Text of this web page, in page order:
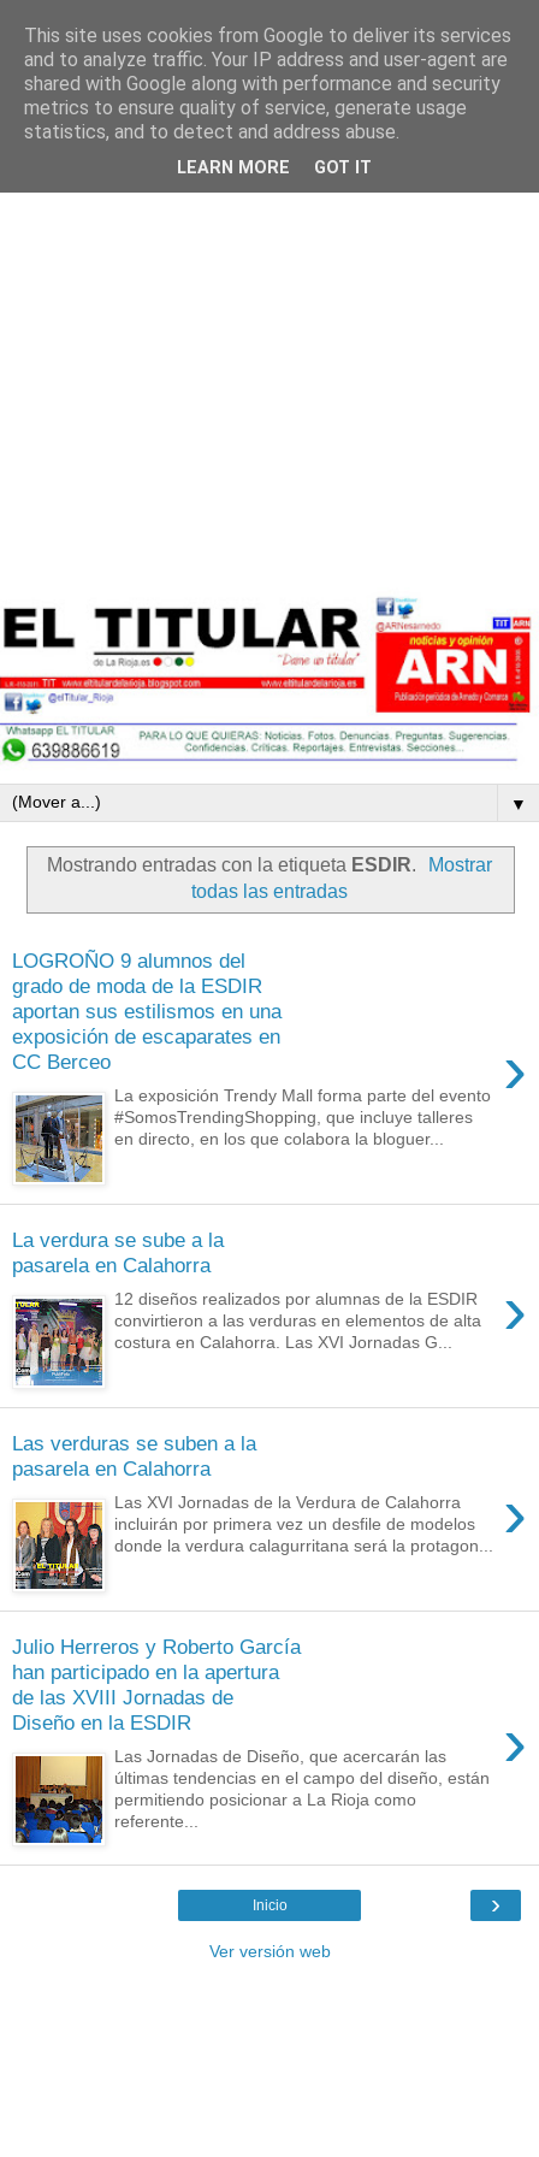
▼
Mostrando entradas con la etiqueta ESDIR.
Mostrar
todas las entradas
LOGROÑO 9 alumnos del
grado de moda de la ESDIR
aportan sus estilismos en una
exposición de escaparates en
CC Berceo
›
La exposición Trendy Mall forma parte del evento
#SomosTrendingShopping, que incluye talleres
en directo, en los que colabora la bloguer...
La verdura se sube a la
pasarela en Calahorra
›
12 diseños realizados por alumnas de la ESDIR
convirtieron a las verduras en elementos de alta
costura en Calahorra. Las XVI Jornadas G...
Las verduras se suben a la
pasarela en Calahorra
›
Las XVI Jornadas de la Verdura de Calahorra
incluirán por primera vez un desfile de modelos
donde la verdura calagurritana será la protagon...
Julio Herreros y Roberto García
han participado en la apertura
de las XVIII Jornadas de
Diseño en la ESDIR
›
Las Jornadas de Diseño, que acercarán las
últimas tendencias en el campo del diseño, están
permitiendo posicionar a La Rioja como
referente...
›
Inicio
Ver versión web
This site uses cookies from Google to deliver its services
and to analyze traffic. Your IP address and user-agent are
shared with Google along with performance and security
metrics to ensure quality of service, generate usage
statistics, and to detect and address abuse.
LEARN MORE GOT IT